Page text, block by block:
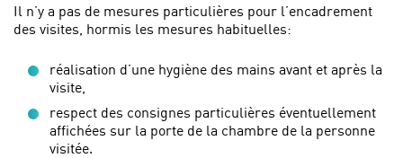
Il n’y a pas de mesures particulières pour l’encadrement
des visites, hormis les mesures habituelles:
réalisation d’une hygiène des mains avant et après la
visite,
respect des consignes particulières éventuellement
affichées sur la porte de la chambre de la personne
visitée.